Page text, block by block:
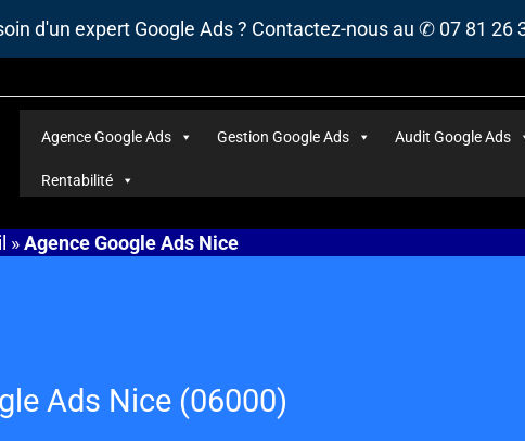
d'un expert Google Ads ? Contactez-nous au ✆ 07 81
Agence Google Ads Gestion Google Ads Audit Google Ads
Rentabilité
»Agence Google Ads Nice
Ads Nice (06000)